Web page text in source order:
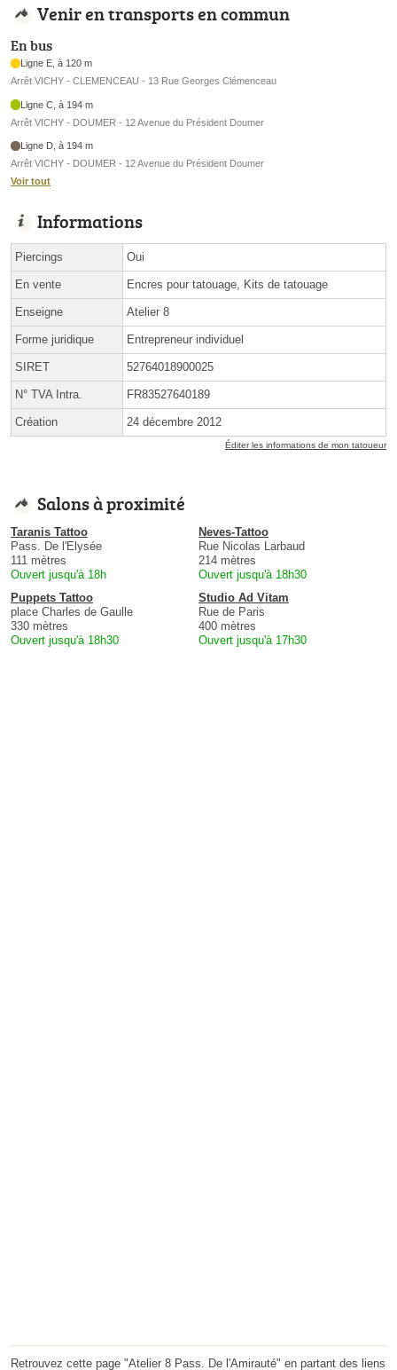
Venir en transports en commun
En bus
Ligne E, à 120 m
Arrêt VICHY - CLEMENCEAU - 13 Rue Georges Clémenceau
Ligne C, à 194 m
Arrêt VICHY - DOUMER - 12 Avenue du Président Doumer
Ligne D, à 194 m
Arrêt VICHY - DOUMER - 12 Avenue du Président Doumer
Voir tout
Informations
Piercings Oui
En vente Encres pour tatouage, Kits de tatouage
Enseigne Atelier 8
Forme juridique Entrepreneur individuel
SIRET 52764018900025
N° TVA Intra. FR83527640189
Création 24 décembre 2012
Éditer les informations de mon tatoueur
Salons à proximité
Taranis Tattoo
Pass. De l'Elysée
111 mètres
Ouvert jusqu'à 18h
Neves-Tattoo
Rue Nicolas Larbaud
214 mètres
Ouvert jusqu'à 18h30
Puppets Tattoo
place Charles de Gaulle
330 mètres
Ouvert jusqu'à 18h30
Studio Ad Vitam
Rue de Paris
400 mètres
Ouvert jusqu'à 17h30
Retrouvez cette page "Atelier 8 Pass. De l'Amirauté" en partant des liens